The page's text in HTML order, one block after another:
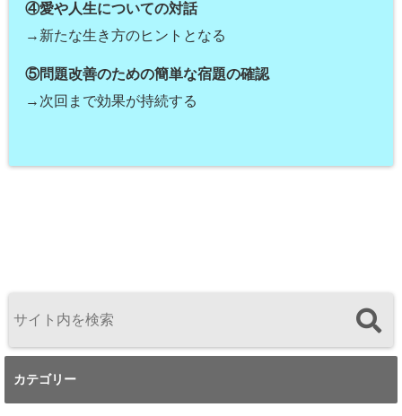
④愛や人生についての対話
→新たな生き方のヒントとなる
⑤問題改善のための簡単な宿題の確認
→次回まで効果が持続する
カテゴリー